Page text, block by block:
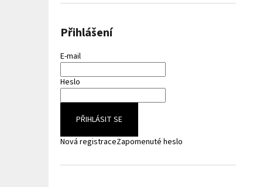
Přihlášení
E-mail
Heslo
PŘIHLÁSIT SE
Nová registraceZapomenuté heslo